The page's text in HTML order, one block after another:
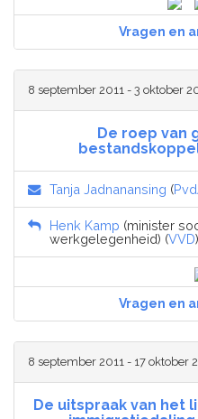
Vragen en
8 september 2011 - 3 oktober
De roep van
Tanja Jadnanansing (
Henk Kamp (minister
werkgelegenheid) (VVD)
Vragen en
8 september 2011 - 17 oktober
De uitspraak van het